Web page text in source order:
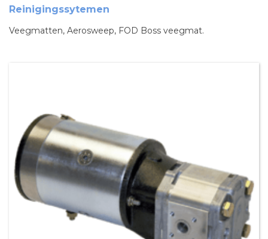
Reinigingssytemen
Veegmatten, Aerosweep, FOD Boss veegmat.